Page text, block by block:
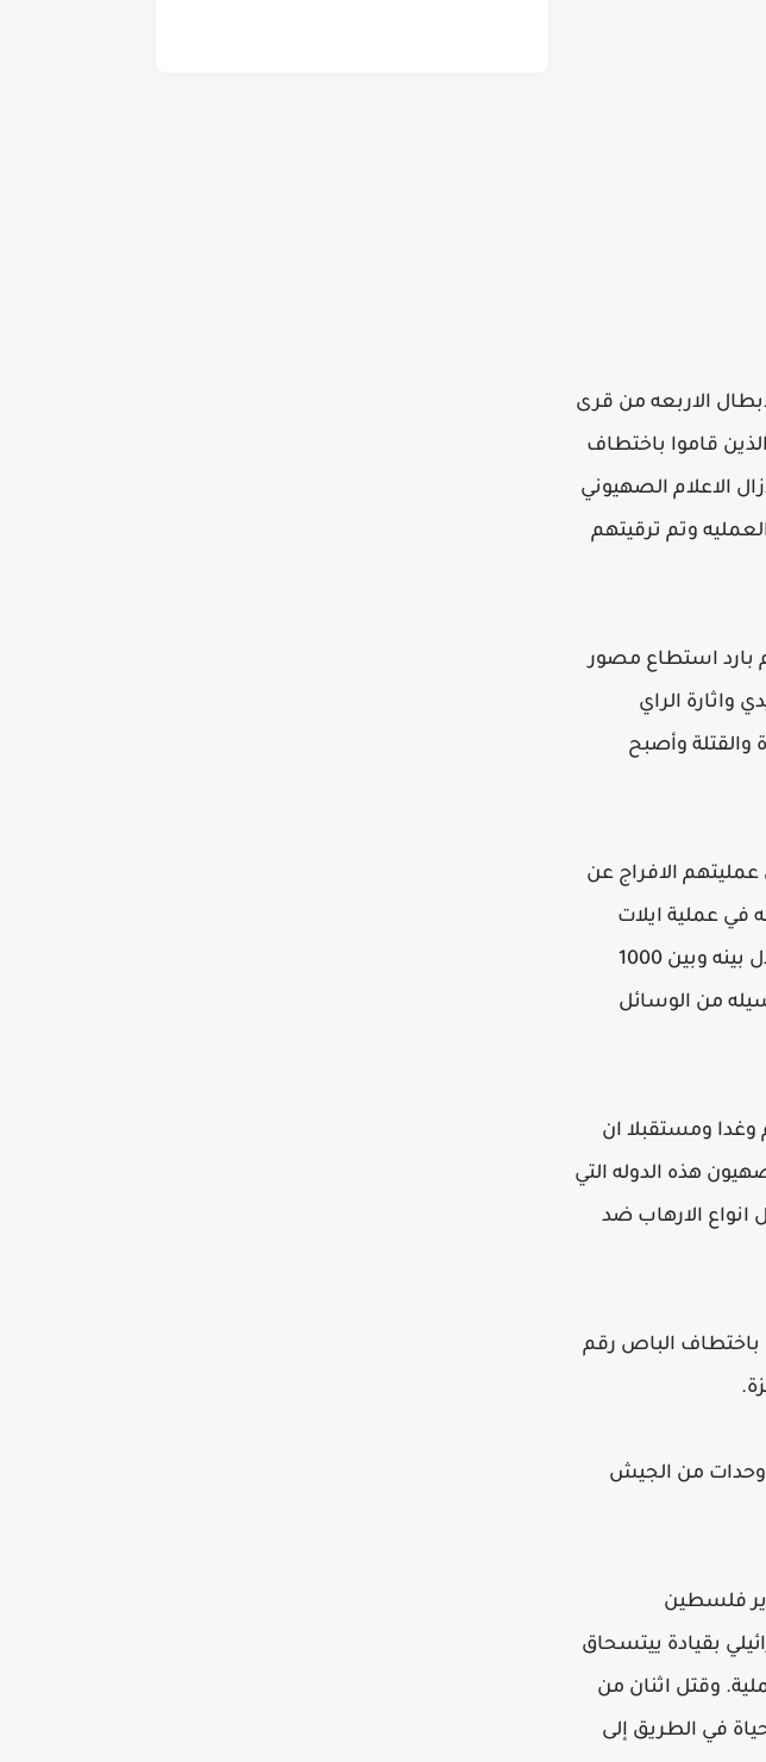
ابريل عام 1984 ذكرى اعدام الأبطال الاربعه من قرى
قاموا باختطاف
ولازال الاعلام الصهيوني
وتم ترقيتهم
بارد استطاع مصور
الراي
والقتلة وأصبح
عمليتهم الافراج عن
في عملية ايلات
الاخيره ولعل خطف الجندي شاليت وما حدث من مفاوضات حول إجراء عملية تبادل بينه وبين 1000
من الوسائل
وغدا ومستقبلا ان
هذه الدوله التي
انواع الارهاب ضد
باختطاف الباص رقم
به وحدات من الجيش
لتحرير فلسطين
بقيادة ييتسحاق
وقتل اثنان من
في الطريق إلى